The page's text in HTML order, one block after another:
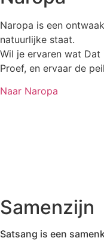
Naropa is een
natuurlijke staat.
Wil je ervaren wat
Proef, en ervaar de
Naar Naropa
Samenzijn
Satsang is een